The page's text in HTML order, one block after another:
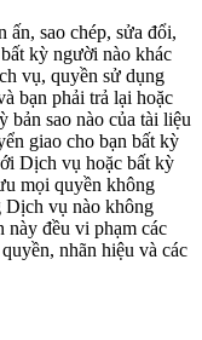
sao chép, sửa đổi,
kỳ người nào khác
vụ, quyền sử dụng
bạn phải trả lại hoặc
bản sao nào của tài liệu
giao cho bạn bất kỳ
Dịch vụ hoặc bất kỳ
mọi quyền không
Dịch vụ nào không
này đều vi phạm các
nhãn hiệu và các